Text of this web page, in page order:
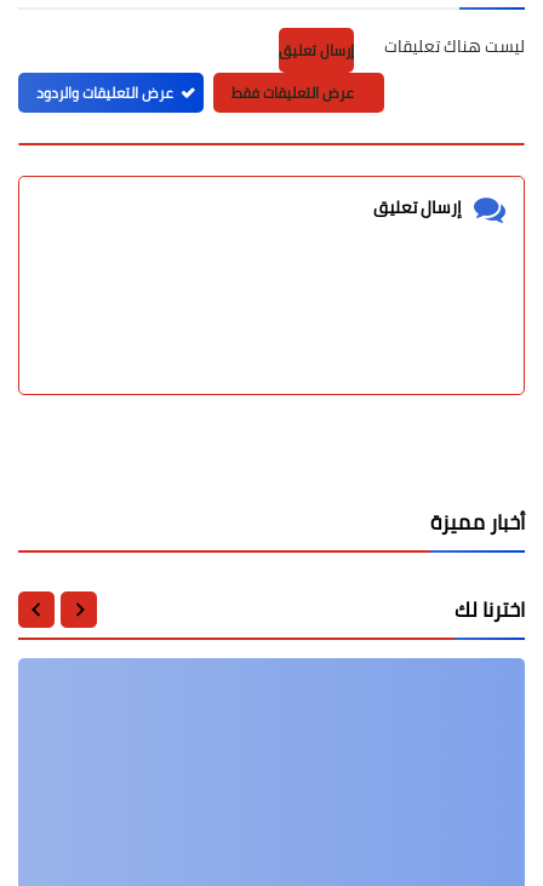
ليست هناك تعليقات
إرسال تعليق
عرض التعليقات فقط
عرض التعليقات والردود
إرسال تعليق
أخبار مميزة
اخترنا لك